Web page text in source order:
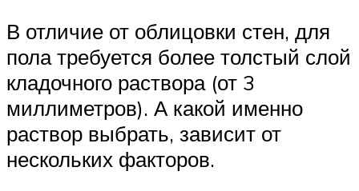
В отличие от облицовки стен, для
пола требуется более толстый слой
кладочного раствора (от 3
миллиметров). А какой именно
раствор выбрать, зависит от
нескольких факторов.